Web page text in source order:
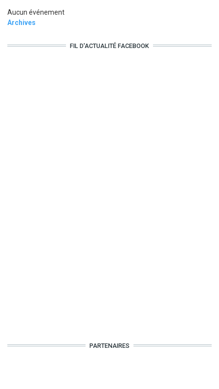
Aucun événement
Archives
FIL D'ACTUALITÉ FACEBOOK
PARTENAIRES